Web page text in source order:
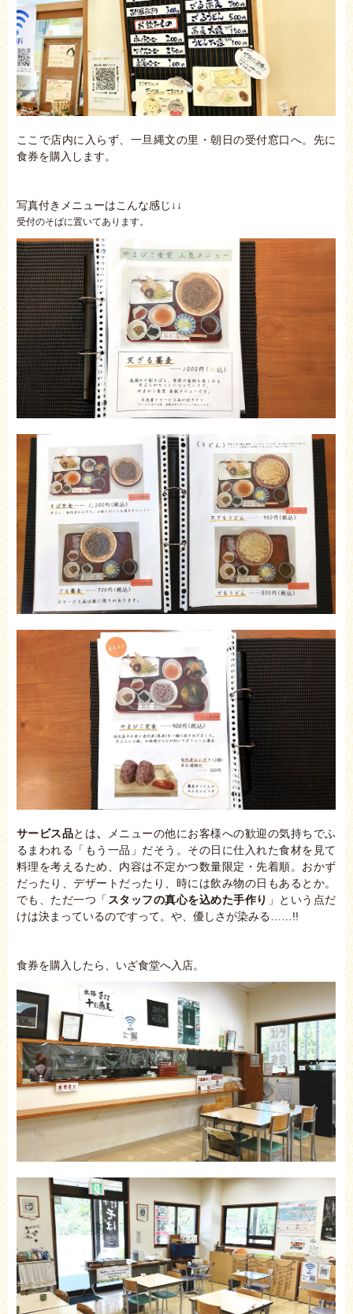
ここで店内に入らず、一旦縄文の里・朝日の受付窓口へ。先に
食券を購入します。
写真付きメニューはこんな感じ↓↓
受付のそばに置いてあります。
サービス品とは、
メニューの他にお客様への歓迎の気持ちでふ
るまわれる「もう一品」だそう。その日に仕入れた食材を見て
料理を考えるため、内容は不定かつ数量限定・先着順。おかず
だったり、デザートだったり、時には飲み物の日もあるとか。
でも、ただ一つ「 スタッフの真心を込めた手作り 」という点だ
けは決まっているのですって。や、優しさが染みる……!!
食券を購入したら、いざ食堂へ入店。